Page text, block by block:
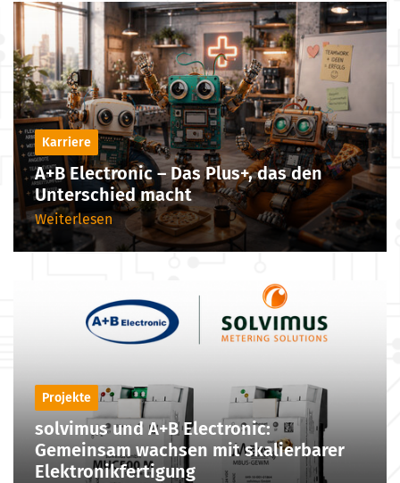
Karriere
A+B Electronic – Das Plus+, das den
Unterschied macht
Weiterlesen
Projekte
solvimus und A+B Electronic:
Gemeinsam wachsen mit skalierbarer
Elektronikfertigung